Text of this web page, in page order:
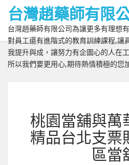
台灣趙藥師有限
台灣趙藥師有限公司為讓更多有理想
對員工還有進階式的教育訓練課程,讓
我提升與成，讓努力有企圖心的人在
所以我們要更用心,期待熱情積極的您
桃園當舖與萬
精品台北支票
區當